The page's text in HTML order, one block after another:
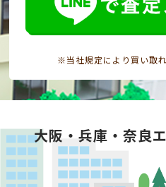
※当社規定により買い取
大阪・兵庫・奈良